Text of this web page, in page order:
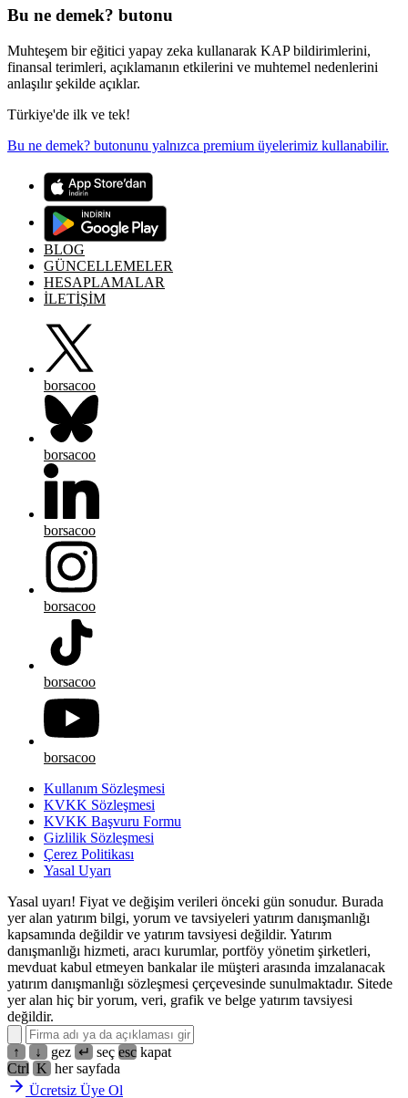
Bu ne demek? butonu
Muhteşem bir eğitici yapay zeka kullanarak KAP bildirimlerini,
finansal terimleri, açıklamanın etkilerini ve muhtemel nedenlerini
anlaşılır şekilde açıklar.
Türkiye'de ilk ve tek!
Bu ne demek? butonunu yalnızca premium üyelerimiz kullanabilir.
BLOG
GÜNCELLEMELER
HESAPLAMALAR
İLETİŞİM
borsacoo
borsacoo
borsacoo
borsacoo
borsacoo
borsacoo
Kullanım Sözleşmesi
KVKK Sözleşmesi
KVKK Başvuru Formu
Gizlilik Sözleşmesi
Çerez Politikası
Yasal Uyarı
Yasal uyarı! Fiyat ve değişim verileri önceki gün sonudur. Burada
yer alan yatırım bilgi, yorum ve tavsiyeleri yatırım danışmanlığı
kapsamında değildir ve yatırım tavsiyesi değildir. Yatırım
danışmanlığı hizmeti, aracı kurumlar, portföy yönetim şirketleri,
mevduat kabul etmeyen bankalar ile müşteri arasında imzalanacak
yatırım danışmanlığı sözleşmesi çerçevesinde sunulmaktadır. Sitede
yer alan hiç bir yorum, veri, grafik ve belge yatırım tavsiyesi
değildir.
↑ ↓ gez ↵ seç esc kapat
Ctrl K her sayfada
Ücretsiz Üye Ol